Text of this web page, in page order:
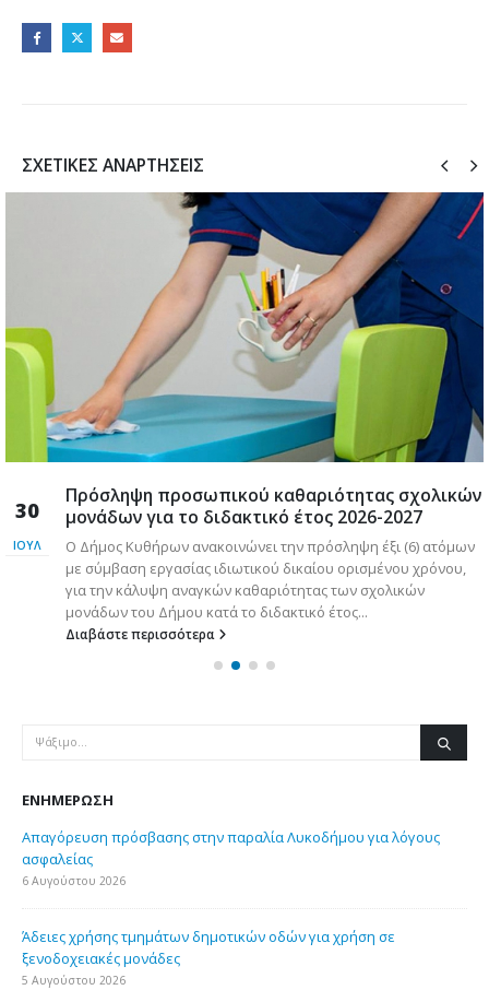
ΣΧΕΤΙΚΈΣ ΑΝΑΡΤΉΣΕΙΣ
30
ΙΟΎΛ
Πρόσληψη προσωπικού καθαριότητας σχολικών
μονάδων για το διδακτικό έτος 2026-2027
Ο Δήμος Κυθήρων ανακοινώνει την πρόσληψη έξι (6) ατόμων
με σύμβαση εργασίας ιδιωτικού δικαίου ορισμένου χρόνου,
για την κάλυψη αναγκών καθαριότητας των σχολικών
μονάδων του Δήμου κατά το διδακτικό έτος...
Διαβάστε περισσότερα
ΕΝΗΜΈΡΩΣΗ
Απαγόρευση πρόσβασης στην παραλία Λυκοδήμου για λόγους
ασφαλείας
6 Αυγούστου 2026
Άδειες χρήσης τμημάτων δημοτικών οδών για χρήση σε
ξενοδοχειακές μονάδες
5 Αυγούστου 2026